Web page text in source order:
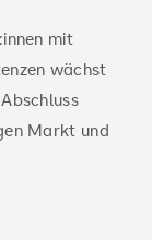
mit
wächst
Markt und